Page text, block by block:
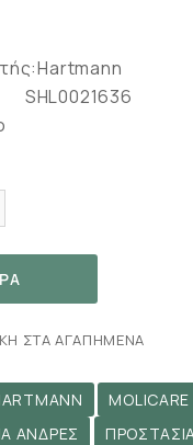
Hartmann
SHL0021636
ΣΤΑ ΑΓΑΠΗΜΈΝΑ
MOLICARE
ΆΝΔΡΕΣ